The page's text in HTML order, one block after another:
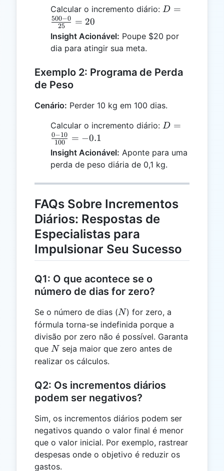
Calcular o incremento diário: D =
- 0}{25}
= 20
D =
25
500−0 = 20
Insight Acionável: Poupe $20 por
dia para atingir sua meta.
Exemplo 2: Programa de Perda
de Peso
Cenário: Perder 10 kg em 100 dias.
Calcular o incremento diário: D =
{100}
= -0.1
D =
100
0−10 = −0.1
Insight Acionável: Aponte para uma
perda de peso diária de 0,1 kg.
FAQs Sobre Incrementos
Diários: Respostas de
Especialistas para
Impulsionar Seu Sucesso
Q1: O que acontece se o
número de dias for zero?
Se o número de dias (N
N) for zero, a
fórmula torna-se indefinida porque a
divisão por zero não é possível. Garanta
que N
N seja maior que zero antes de
realizar os cálculos.
Q2: Os incrementos diários
podem ser negativos?
Sim, os incrementos diários podem ser
negativos quando o valor final é menor
que o valor inicial. Por exemplo, rastrear
despesas onde o objetivo é reduzir os
gastos.